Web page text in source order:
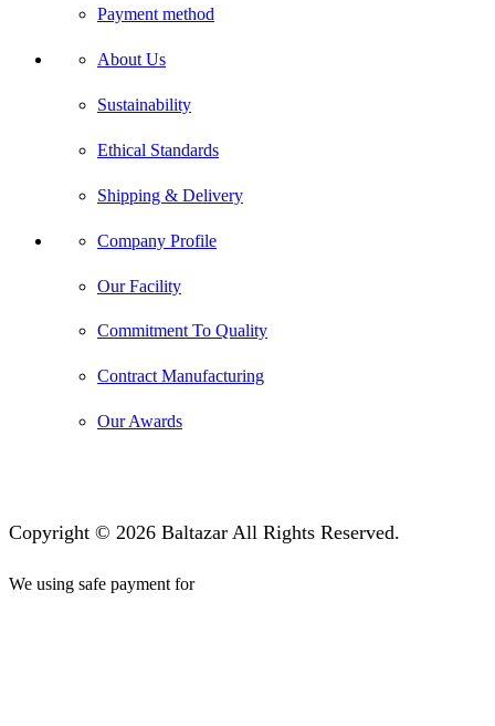
Payment method
About Us
Sustainability
Ethical Standards
Shipping & Delivery
Company Profile
Our Facility
Commitment To Quality
Contract Manufacturing
Our Awards
Copyright © 2026 Baltazar All Rights Reserved.
We using safe payment for